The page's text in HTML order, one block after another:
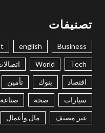
تصنيفات
Business
english
Tech
World
اقتصاد بنوك تأمين
سيارات صحة صناعة
غير مصنف مال وأعمال